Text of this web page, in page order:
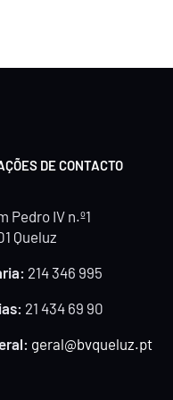
DE CONTACTO
Pedro IV n.º1
Queluz
214 346 995
21 434 69 90
geral@bvqueluz.pt